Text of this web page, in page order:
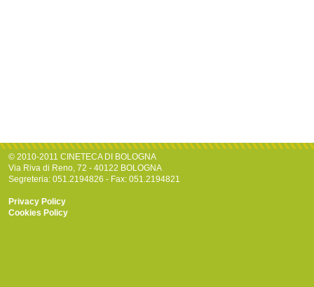
© 2010-2011 CINETECA DI BOLOGNA
Via Riva di Reno, 72 - 40122 BOLOGNA
Segreteria: 051.2194826 - Fax: 051.2194821
Privacy Policy
Cookies Policy